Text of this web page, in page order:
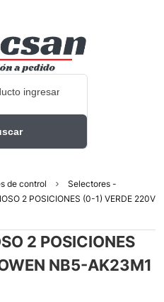
de control
Selectores -
2 POSICIONES (0-1) VERDE 220V
2 POSICIONES
NB5-AK23M1